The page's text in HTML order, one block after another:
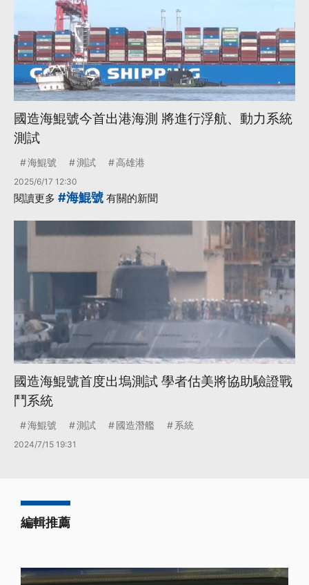
國造海鯤號今首出港海測 將進行浮航、動力系統
測試
海鯤號 測試 高雄港
2025/6/17 12:30
閱讀更多 #海鯤號 有關的新聞
國造海鯤號首度出塢測試 學者估美將協助驗證戰
鬥系統
海鯤號 測試 國造潛艦 系統
2024/7/15 19:31
編輯推薦